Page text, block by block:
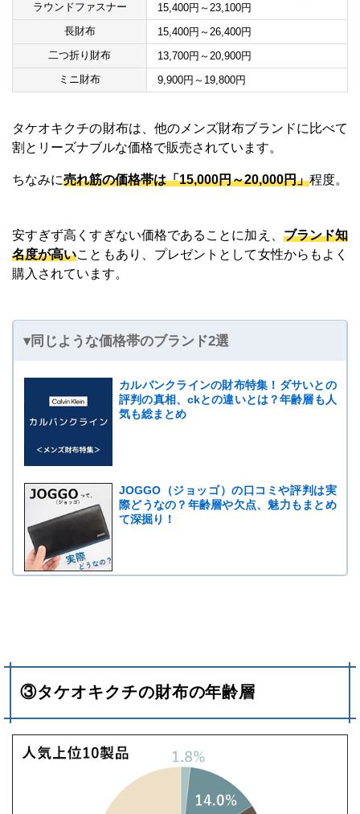
ラウンドファスナー
15,400円～23,100円
長財布
15,400円～26,400円
二つ折り財布
13,700円～20,900円
ミニ財布
9,900円～19,800円
タケオキクチの財布は、他のメンズ財布ブランドに比べて
割とリーズナブルな価格で販売されています。
ちなみに売れ筋の価格帯は「15,000円～20,000円」程度。
安すぎず高くすぎない価格であることに加え、 ブランド知
名度が高いこともあり、プレゼントとして女性からもよく
購入されています。
▾同じような価格帯のブランド2選
カルバンクラインの財布特集！ダサいとの
評判の真相、ckとの違いとは？年齢層も人
気も総まとめ
JOGGO（ジョッゴ）の口コミや評判は実
際どうなの？年齢層や欠点、魅力もまとめ
て深掘り！
③タケオキクチの財布の年齢層